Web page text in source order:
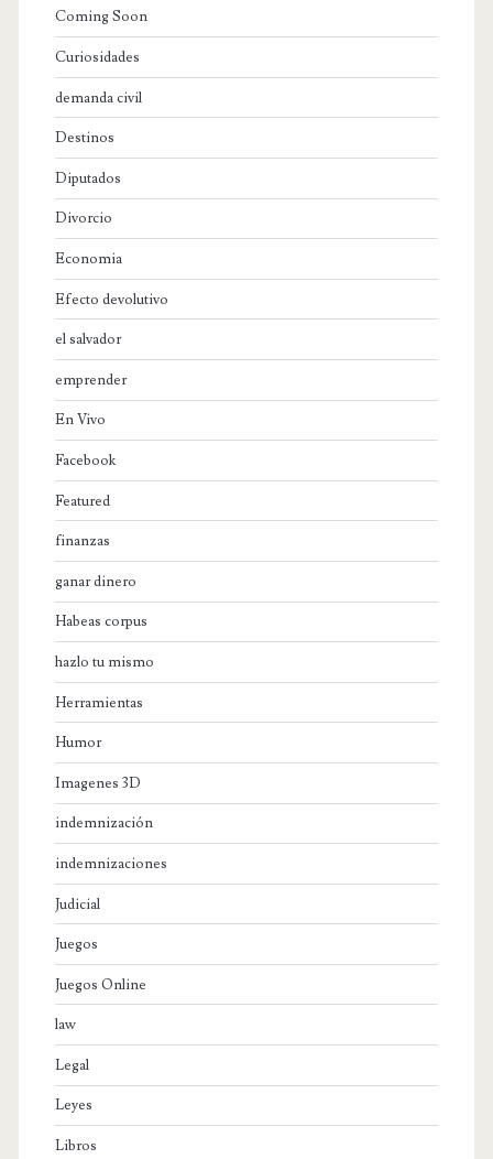
Coming Soon
Curiosidades
demanda civil
Destinos
Diputados
Divorcio
Economia
Efecto devolutivo
el salvador
emprender
En Vivo
Facebook
Featured
finanzas
ganar dinero
Habeas corpus
hazlo tu mismo
Herramientas
Humor
Imagenes 3D
indemnización
indemnizaciones
Judicial
Juegos
Juegos Online
law
Legal
Leyes
Libros